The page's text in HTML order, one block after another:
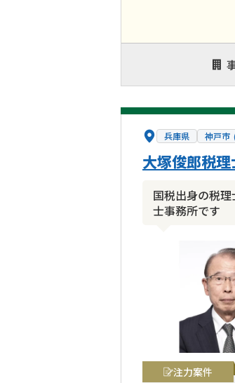
兵庫県 神戸市
国税出身の税
士事務所です
大塚俊郎税
注力案件